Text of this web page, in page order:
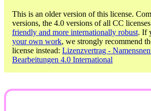
This is an older version of this license.
versions, the 4.0 versions of all CC
friendly and more internationally robust. If
your own work, we strongly recommend
license instead: Lizenzvertrag -
Bearbeitungen 4.0 International